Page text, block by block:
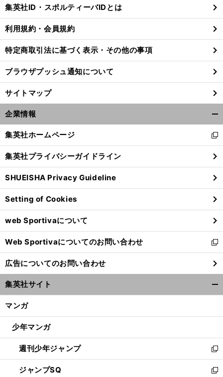
前
る
集英社ID・スポルティーバIDとは
利用規約・会員規約
特定商取引法に基づく表示・その他の事項
ブラウザプッシュ通知について
サイトマップ
企業情報
閉
る
集英社ホームページ
新
し
い
ウ
ィ
ン
ド
ウ
で
開
く
集英社プライバシーガイドライン
SHUEISHA Privacy Guideline
Setting of Cookies
web Sportivaについて
Web Sportivaについてのお問い合わせ
新
し
い
ウ
ィ
ン
ウ
開
く
広告についてのお問い合わせ
集英社サイト
マンガ
少年マンガ
週刊少年ジャンプ
新
し
い
ジャンプSQ
新